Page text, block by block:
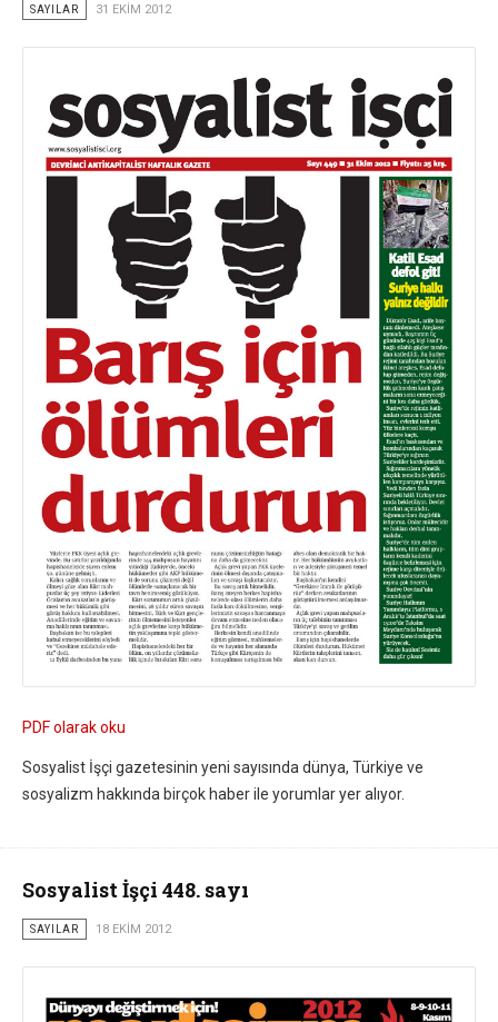
SAYILAR 31 EKIM 2012
PDF olarak oku
Sosyalist İşçi gazetesinin yeni sayısında dünya, Türkiye ve
sosyalizm hakkında birçok haber ile yorumlar yer alıyor.
Sosyalist İşçi 448. sayı
SAYILAR 18 EKIM 2012